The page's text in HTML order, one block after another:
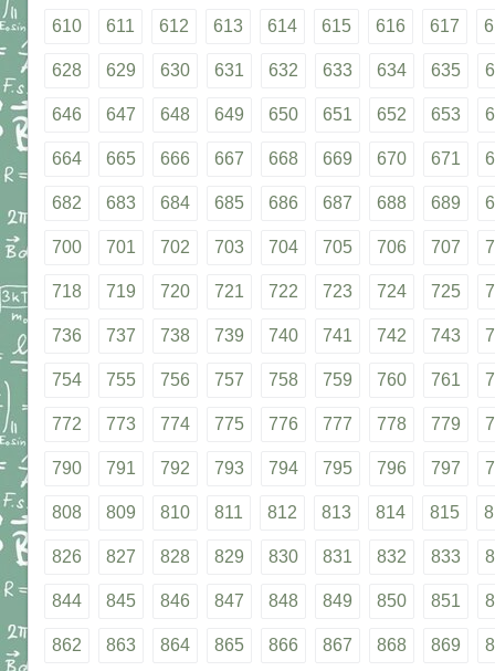
610 611 612 613 614 615 616 617
628 629 630 631 632 633 634 635
646 647 648 649 650 651 652 653
664 665 666 667 668 669 670 671
682 683 684 685 686 687 688 689
700 701 702 703 704 705 706 707
718 719 720 721 722 723 724 725
736 737 738 739 740 741 742 743
754 755 756 757 758 759 760 761
772 773 774 775 776 777 778 779
790 791 792 793 794 795 796 797
808 809 810 811 812 813 814 815
826 827 828 829 830 831 832 833
844 845 846 847 848 849 850 851
862 863 864 865 866 867 868 869